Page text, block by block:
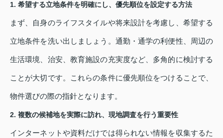
1. 希望する立地条件を明確にし、優先順位を設定する方法
まず、自身のライフスタイルや将来設計を考慮し、希望する
立地条件を洗い出しましょう。通勤・通学の利便性、周辺の
生活環境、治安、教育施設の充実度など、多角的に検討する
ことが大切です。これらの条件に優先順位をつけることで、
物件選びの際の指針となります。
2. 複数の候補地を実際に訪れ、現地調査を行う重要性
インターネットや資料だけでは得られない情報を収集するた